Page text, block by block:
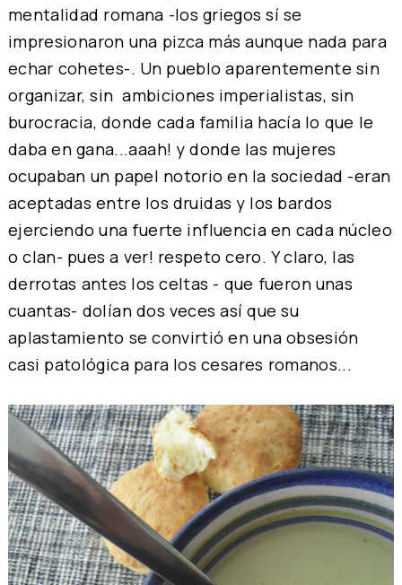
mentalidad romana -los griegos sí se
impresionaron una pizca más aunque nada para
echar cohetes-. Un pueblo aparentemente sin
organizar, sin ambiciones imperialistas, sin
burocracia, donde cada familia hacía lo que le
daba en gana...aaah! y donde las mujeres
ocupaban un papel notorio en la sociedad -eran
aceptadas entre los druidas y los bardos
ejerciendo una fuerte influencia en cada núcleo
o clan- pues a ver! respeto cero. Y claro, las
derrotas antes los celtas - que fueron unas
cuantas- dolían dos veces así que su
aplastamiento se convirtió en una obsesión
casi patológica para los cesares romanos...